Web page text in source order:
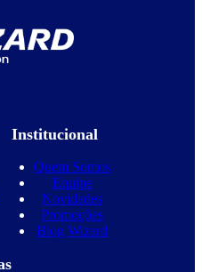
Institucional
Quem Somos
Equipe
Novidades
Promoções
Blog Wizard